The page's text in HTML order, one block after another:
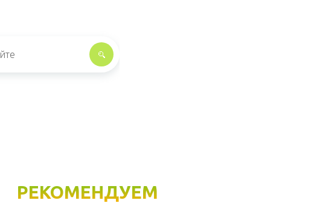
РЕКОМЕНДУЕМ